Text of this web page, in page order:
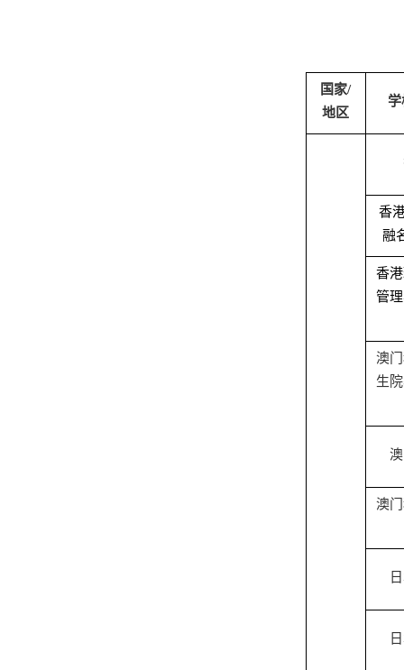
国家/
地区
香
融
香
管
澳
生
澳